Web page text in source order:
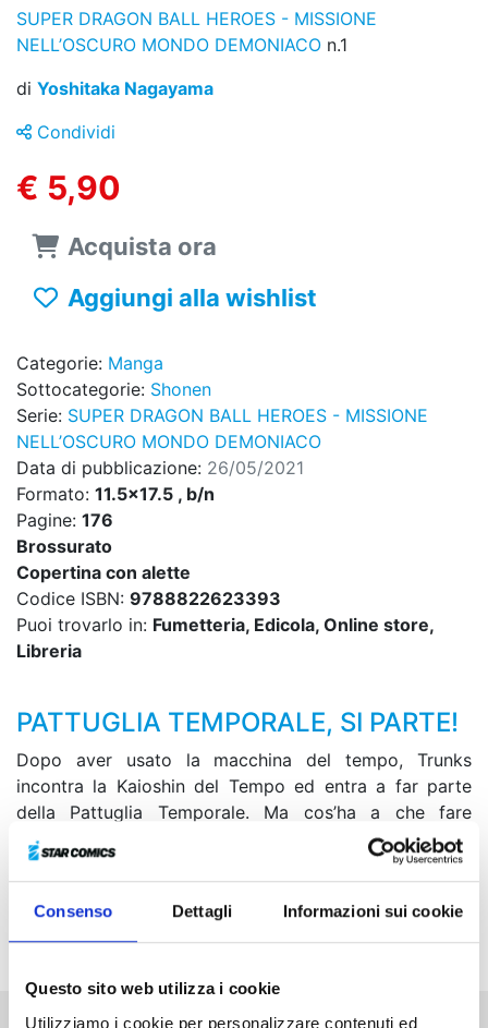
Consenso Dettagli Informazioni sui cookie
Questo sito web utilizza i cookie
Utilizziamo i cookie per personalizzare contenuti ed
SUPER DRAGON BALL HEROES - MISSIONE
NELL’OSCURO MONDO DEMONIACO n.1
di Yoshitaka Nagayama
Condividi
€ 5,90
Acquista ora
Aggiungi alla wishlist
Categorie: Manga
Sottocategorie: Shonen
Serie: SUPER DRAGON BALL HEROES - MISSIONE
NELL’OSCURO MONDO DEMONIACO
Data di pubblicazione: 26/05/2021
Formato: 11.5x17.5 , b/n
Pagine: 176
Brossurato
Copertina con alette
Codice ISBN: 9788822623393
Puoi trovarlo in: Fumetteria, Edicola, Online store,
Libreria
PATTUGLIA TEMPORALE, SI PARTE!
Dopo aver usato la macchina del tempo, Trunks
incontra la Kaioshin del Tempo ed entra a far parte
della Pattuglia Temporale. Ma cos’ha a che fare
l’Oscuro Mondo Demoniaco con le anomalie
riscontrate nello spazio-tempo?
Tratto da un popolarissimo board game, il primo